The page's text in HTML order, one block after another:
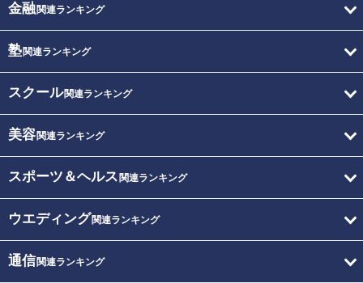
金融関連ランキング
塾関連ランキング
スクール関連ランキング
美容関連ランキング
スポーツ＆ヘルス 関連ランキング
ウエディング関連ランキング
通信関連ランキング